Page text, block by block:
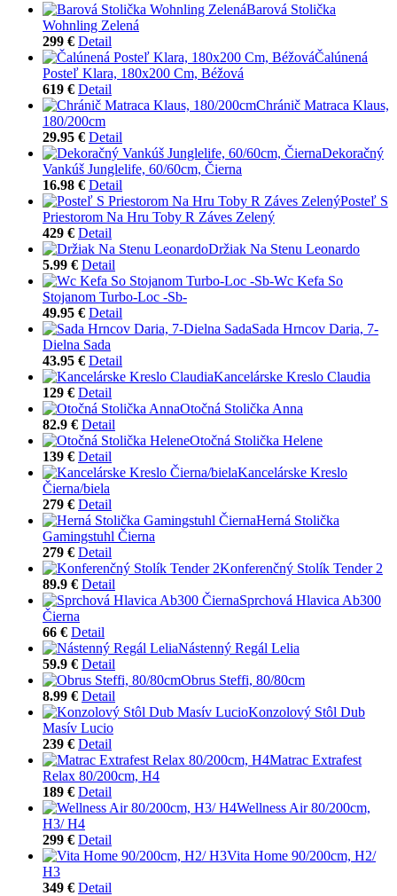
Barová Stolička
Wohnling Zelená
299 € Detail
Čalúnená
Posteľ Klara, 180x200 Cm, Béžová
619 € Detail
Chránič Matraca Klaus,
180/200cm
29.95 € Detail
Dekoračný
Vankúš Junglelife, 60/60cm, Čierna
16.98 € Detail
Posteľ S
Priestorom Na Hru Toby R Záves Zelený
429 € Detail
Držiak Na Stenu Leonardo
5.99 € Detail
Wc Kefa So
Stojanom Turbo-Loc -Sb-
49.95 € Detail
Sada Hrncov Daria, 7-
Dielna Sada
43.95 € Detail
Kancelárske Kreslo Claudia
129 € Detail
Otočná Stolička Anna
82.9 € Detail
Otočná Stolička Helene
139 € Detail
Kancelárske Kreslo
Čierna/biela
279 € Detail
Herná Stolička
Gamingstuhl Čierna
279 € Detail
Konferenčný Stolík Tender 2
89.9 € Detail
Sprchová Hlavica Ab300
Čierna
66 € Detail
Nástenný Regál Lelia
59.9 € Detail
Obrus Steffi, 80/80cm
8.99 € Detail
Konzolový Stôl Dub
Masív Lucio
239 € Detail
Matrac Extrafest
Relax 80/200cm, H4
189 € Detail
Wellness Air 80/200cm,
H3/ H4
299 € Detail
Vita Home 90/200cm, H2/
H3
349 € Detail